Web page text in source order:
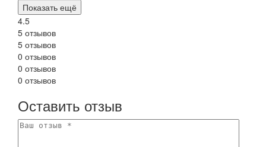
Показать ещё
4.5
5 отзывов
5 отзывов
0 отзывов
0 отзывов
0 отзывов
Оставить отзыв